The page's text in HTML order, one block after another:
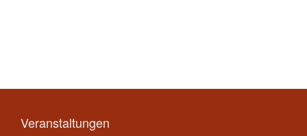
Veranstaltungen